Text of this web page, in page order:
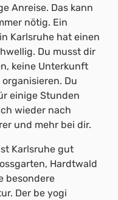
Anreise. Das kann
nötig. Ein
Karlsruhe hat einen
Du musst dir
keine Unterkunft
Du
einige Stunden
wieder nach
und mehr bei dir.
Karlsruhe gut
Hardtwald
besondere
Der be yogi